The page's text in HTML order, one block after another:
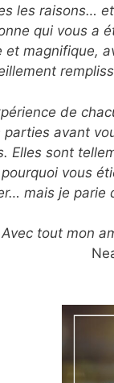
les raisons…
qui vous a
et magnifique,
de
avant
Elles sont
vous
mais je parie
Avec tout mon